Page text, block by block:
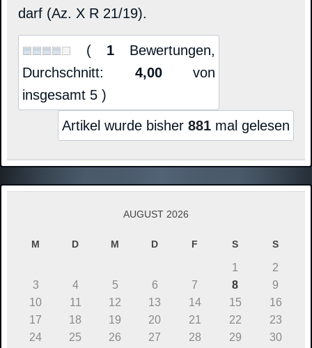
darf (Az. X R 21/19).
( 1 Bewertungen,
Durchschnitt: 4,00von
insgesamt 5 )
Artikel wurde bisher 881 mal gelesen
AUGUST 2026
M D M D F S S
1
2
3
4 5 6 7 8
9
10
11 12 13 14 15
16
17
18 19 20 21 22
23
24
25 26 27 28 29
30